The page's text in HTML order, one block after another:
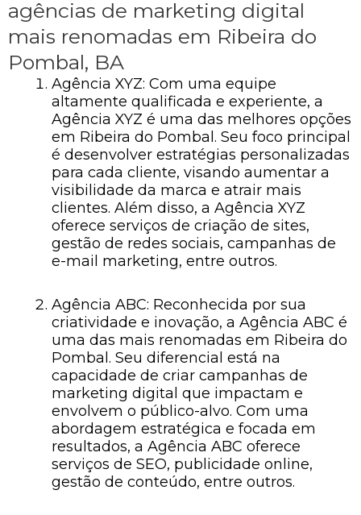
agências de marketing digital
mais renomadas em Ribeira do
Pombal, BA
Agência XYZ: Com uma equipe
altamente qualificada e experiente, a
Agência XYZ é uma das melhores opções
em Ribeira do Pombal. Seu foco principal
é desenvolver estratégias personalizadas
para cada cliente, visando aumentar a
visibilidade da marca e atrair mais
clientes. Além disso, a Agência XYZ
oferece serviços de criação de sites,
gestão de redes sociais, campanhas de
e-mail marketing, entre outros.
Agência ABC: Reconhecida por sua
criatividade e inovação, a Agência ABC é
uma das mais renomadas em Ribeira do
Pombal. Seu diferencial está na
capacidade de criar campanhas de
marketing digital que impactam e
envolvem o público-alvo. Com uma
abordagem estratégica e focada em
resultados, a Agência ABC oferece
serviços de SEO, publicidade online,
gestão de conteúdo, entre outros.